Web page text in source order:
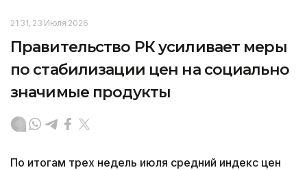
21:31, 23 Июля 2026
Правительство РК усиливает меры
по стабилизации цен на социально
значимые продукты
По итогам трех недель июля средний индекс цен